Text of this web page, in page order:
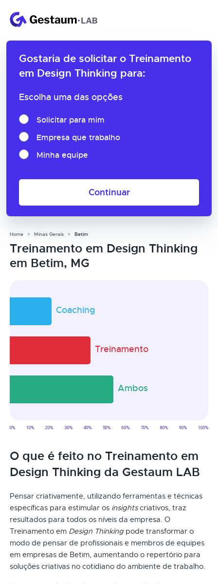
Gostaria de solicitar o Treinamento
em Design Thinking para:
Escolha uma das opções
Solicitar para mim
Empresa que trabalho
Minha equipe
Continuar
Home Minas Gerais Betim
Treinamento em Design Thinking
em Betim, MG
O que é feito no Treinamento em
Design Thinking da Gestaum LAB
Pensar criativamente, utilizando ferramentas e técnicas
específicas para estimular os insightscriativos, traz
resultados para todos os níveis da empresa. O
Treinamento em Design Thinking pode transformar o
modo de pensar de profissionais e membros de equipes
em empresas de Betim, aumentando o repertório para
soluções criativas no cotidiano do ambiente de trabalho.